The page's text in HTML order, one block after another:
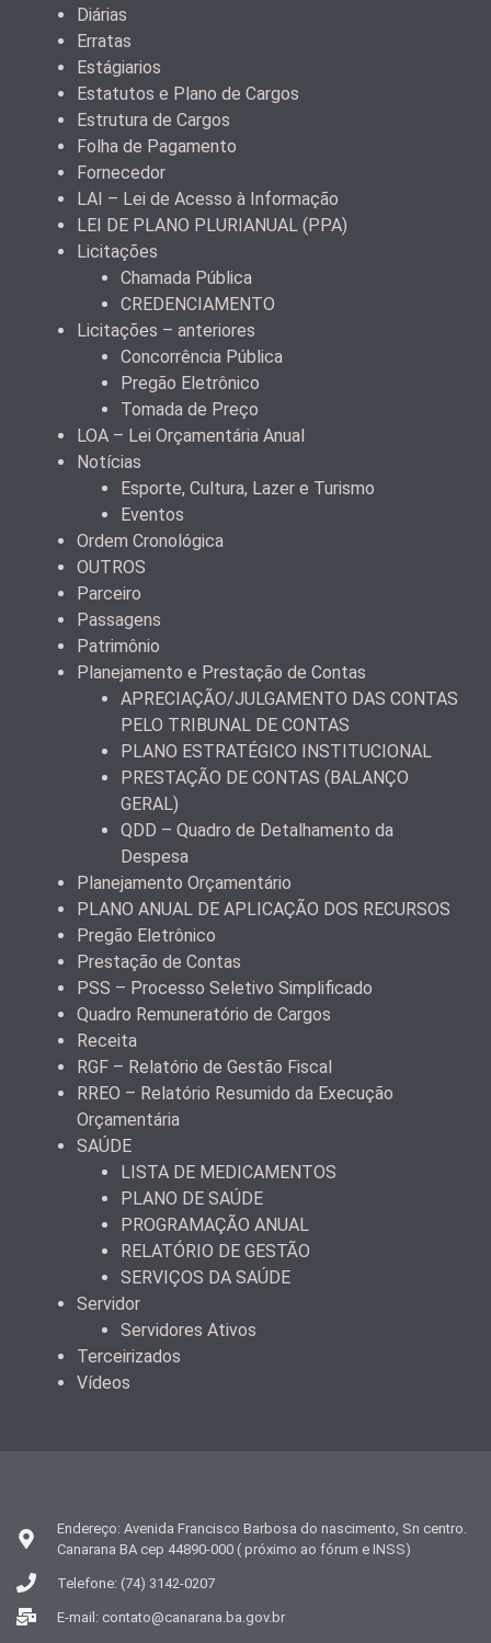
Diárias
Erratas
Estágiarios
Estatutos e Plano de Cargos
Estrutura de Cargos
Folha de Pagamento
Fornecedor
LAI – Lei de Acesso à Informação
LEI DE PLANO PLURIANUAL (PPA)
Licitações
Chamada Pública
CREDENCIAMENTO
Licitações – anteriores
Concorrência Pública
Pregão Eletrônico
Tomada de Preço
LOA – Lei Orçamentária Anual
Notícias
Esporte, Cultura, Lazer e Turismo
Eventos
Ordem Cronológica
OUTROS
Parceiro
Passagens
Patrimônio
Planejamento e Prestação de Contas
APRECIAÇÃO/JULGAMENTO DAS CONTAS
PELO TRIBUNAL DE CONTAS
PLANO ESTRATÉGICO INSTITUCIONAL
PRESTAÇÃO DE CONTAS (BALANÇO
GERAL)
QDD – Quadro de Detalhamento da
Despesa
Planejamento Orçamentário
PLANO ANUAL DE APLICAÇÃO DOS RECURSOS
Pregão Eletrônico
Prestação de Contas
PSS – Processo Seletivo Simplificado
Quadro Remuneratório de Cargos
Receita
RGF – Relatório de Gestão Fiscal
RREO – Relatório Resumido da Execução
Orçamentária
SAÚDE
LISTA DE MEDICAMENTOS
PLANO DE SAÚDE
PROGRAMAÇÃO ANUAL
RELATÓRIO DE GESTÃO
SERVIÇOS DA SAÚDE
Servidor
Servidores Ativos
Terceirizados
Vídeos
Endereço: Avenida Francisco Barbosa do nascimento, Sn centro.
Canarana BA cep 44890-000 ( próximo ao fórum e INSS)
Telefone: (74) 3142-0207
E-mail: contato@canarana.ba.gov.br